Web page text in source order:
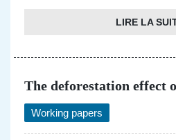
LIRE LA
The deforestation effect
Working papers